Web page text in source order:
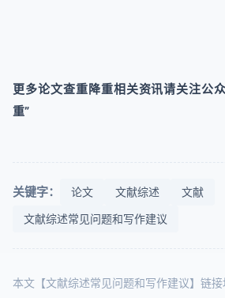
更多论文查重降重相关资讯请关注公
重”
关键字： 论文 文献综述
文献
文献综述常见问题和写作建议
本文【文献综述常见问题和写作建议】链接